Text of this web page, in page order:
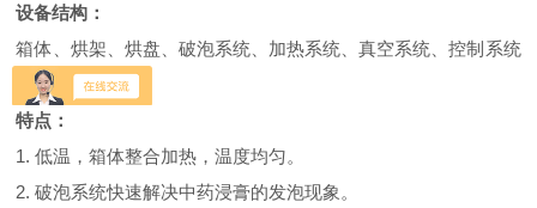
设备结构：
箱体、烘架、烘盘、破泡系统、加热系统、真空系统、控制系统
组成。
特点：
1.低温，箱体整合加热，温度均匀。
2.破泡系统快速解决中药浸膏的发泡现象。